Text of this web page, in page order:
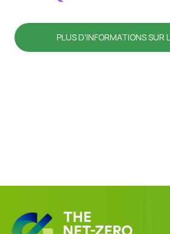
PLUS D'INFORMATIONS SUR